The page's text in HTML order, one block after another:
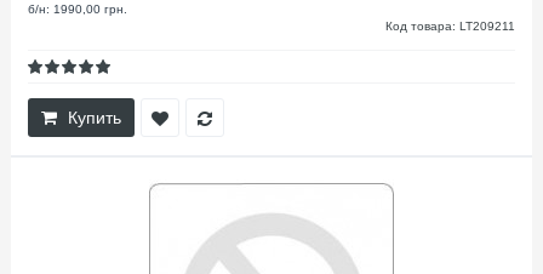
б/н: 1990,00 грн.
Код товара: LT209211
Купить